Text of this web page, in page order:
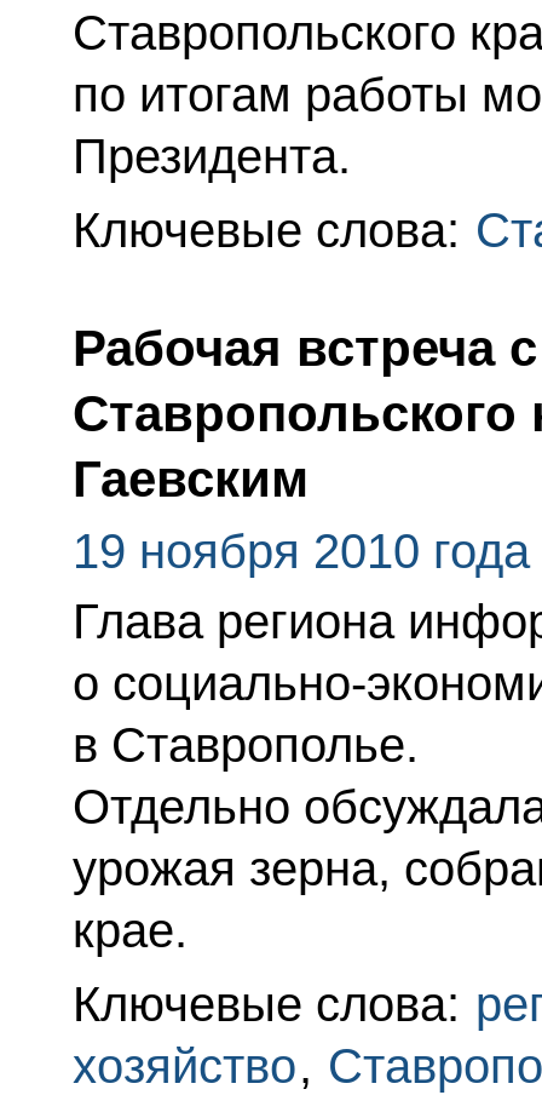
Ставропольского
по итогам работы
Президента.
Ключевые слова:
Рабочая встреча
Ставропольского
Гаевским
19 ноября 2010 года
Глава региона
о социально-
в Ставрополье.
Отдельно
урожая зерна,
крае.
Ключевые слова:
хозяйство,